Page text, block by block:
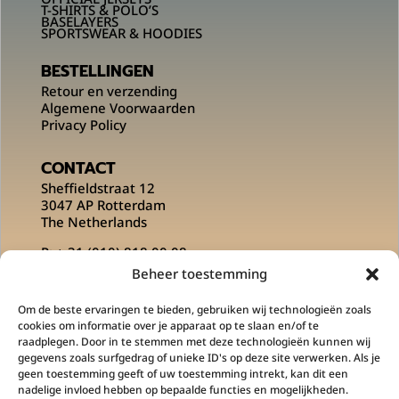
Beheer toestemming
Om de beste ervaringen te bieden, gebruiken wij technologieën zoals
cookies om informatie over je apparaat op te slaan en/of te
raadplegen. Door in te stemmen met deze technologieën kunnen wij
gegevens zoals surfgedrag of unieke ID's op deze site verwerken. Als je
geen toestemming geeft of uw toestemming intrekt, kan dit een
nadelige invloed hebben op bepaalde functies en mogelijkheden.
T-SHIRTS & POLO’S
BASELAYERS
SPORTSWEAR & HOODIES
BESTELLINGEN
Retour en verzending
Algemene Voorwaarden
Privacy Policy
CONTACT
Sheffieldstraat 12
3047 AP Rotterdam
The Netherlands
P:+ 31 (010) 818 00 08
info@msportsofficial.com
VOLG ONS OP